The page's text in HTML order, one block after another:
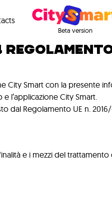
Beta version
City Smart con la
l’applicazione City Smart.
Regolamento UE n. 2016/
e i mezzi del